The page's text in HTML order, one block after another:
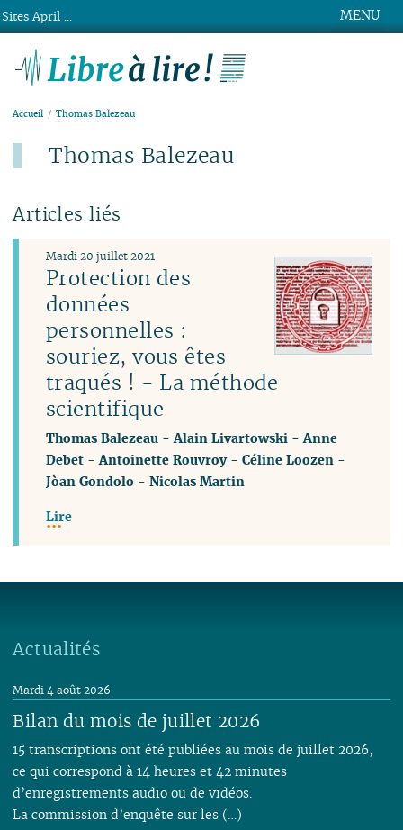
MENU
Accueil Thomas Balezeau
Thomas Balezeau
Articles liés
Protection des
données
personnelles :
souriez, vous êtes
traqués ! - La méthode
scientifique
Mardi 20 juillet 2021
Thomas Balezeau -Alain Livartowski -Anne
Debet -Antoinette Rouvroy-Céline Loozen -
Jòan Gondolo -Nicolas Martin
Lire
Actualités
Bilan du mois de juillet 2026
Mardi 4 août 2026
15 transcriptions ont été publiées au mois de juillet 2026,
ce qui correspond à 14 heures et 42 minutes
d’enregistrements audio ou de vidéos.
La commission d’enquête sur les (…)
Sites April ...